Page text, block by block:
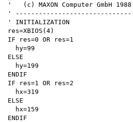
'   (c) MAXON Computer GmbH 1988
'
' INITIALIZATION
res=XBIOS(4)
IF res=0 OR res=1
  hy=99
ELSE
  hy=199
ENDIF
IF res=1 OR res=2
  hx=319
ELSE
  hx=159
ENDIF